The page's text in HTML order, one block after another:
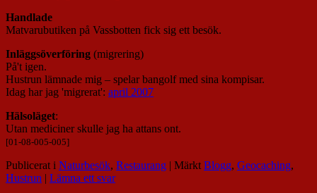
Handlade
Matvarubutiken på Vassbotten fick sig ett besök.
Inläggsöverföring (migrering)
På't igen.
Hustrun lämnade mig – spelar bangolf med sina kompisar.
Idag har jag 'migrerat': april 2007
Hälsoläget:
Utan mediciner skulle jag ha attans ont.
[01-08-005-005]
Publicerat i Naturbesök, Restaurang | Märkt Blogg, Geocaching,
Hustrun | Lämna ett svar